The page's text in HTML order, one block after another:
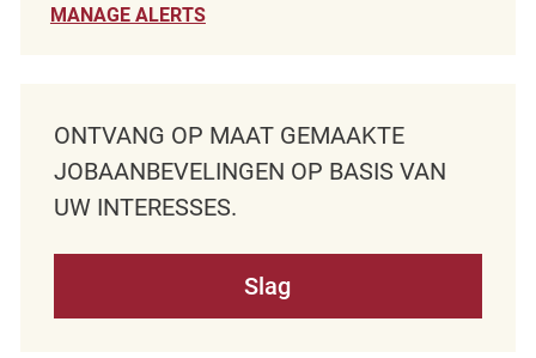
MANAGE ALERTS
ONTVANG OP MAAT GEMAAKTE
JOBAANBEVELINGEN OP BASIS VAN
UW INTERESSES.
Slag